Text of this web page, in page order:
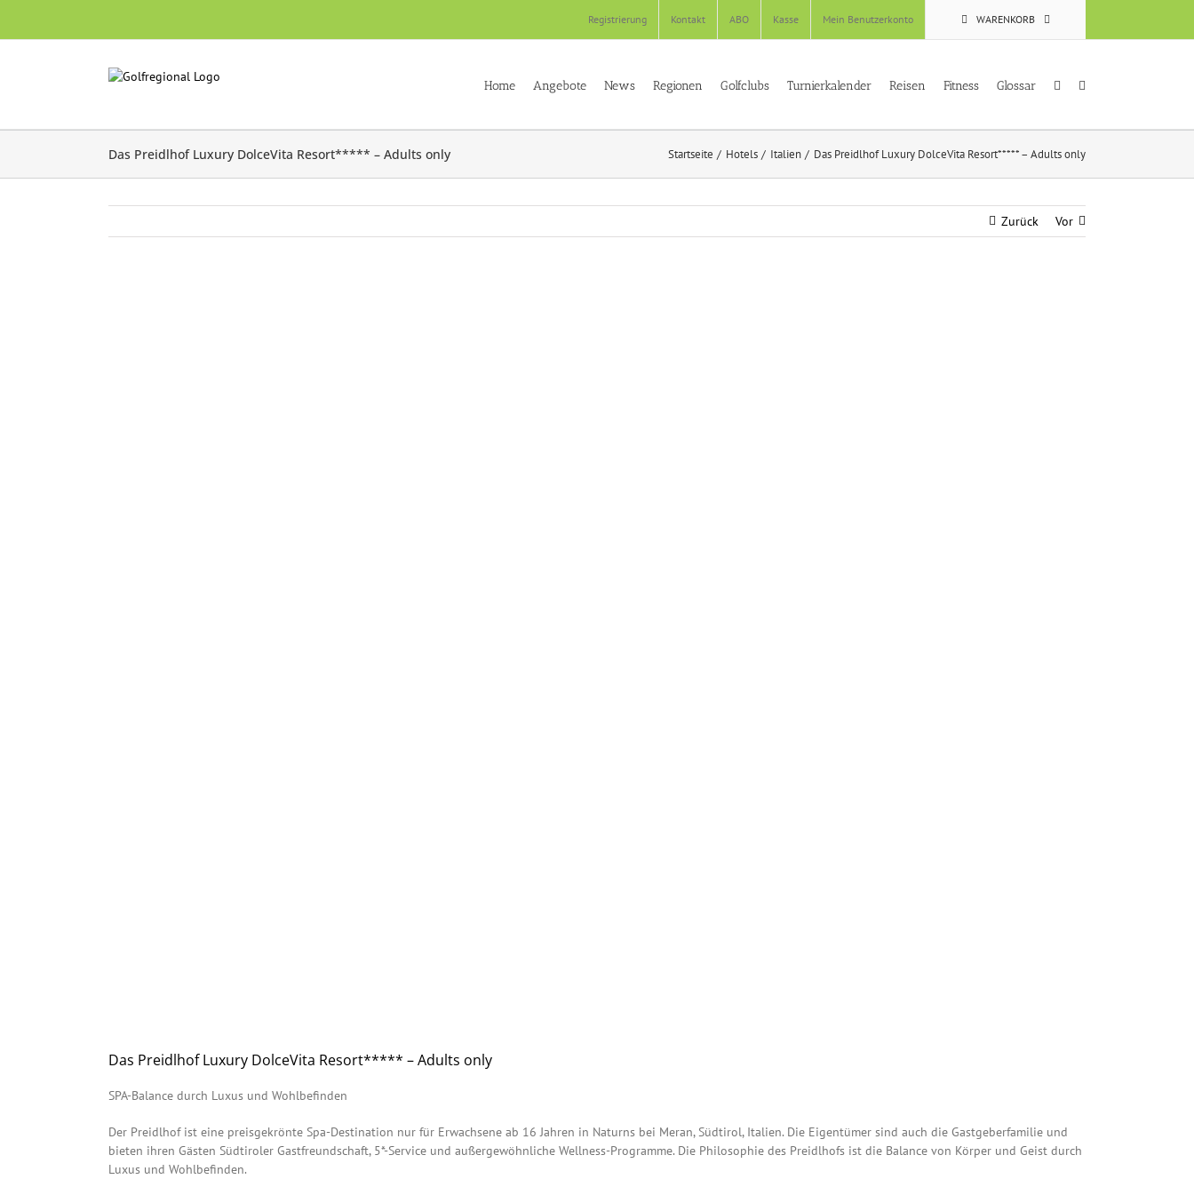
content
Registrierung Kontakt ABO Kasse Mein Benutzerkonto WARENKORB
Home Angebote News Regionen Golfclubs Turnierkalender Reisen Fitness Glossar
Das Preidlhof Luxury DolceVita Resort***** – Adults only Startseite Hotels Italien Das Preidlhof Luxury DolceVita Resort***** – Adults only
Zurück Vor
Das Preidlhof Luxury DolceVita Resort***** – Adults only
SPA-Balance durch Luxus und Wohlbefinden
Der Preidlhof ist eine preisgekrönte Spa-Destination nur für Erwachsene ab 16 Jahren in Naturns bei Meran, Südtirol, Italien. Die Eigentümer sind auch die Gastgeberfamilie und
bieten ihren Gästen Südtiroler Gastfreundschaft, 5*-Service und außergewöhnliche Wellness-Programme. Die Philosophie des Preidlhofs ist die Balance von Körper und Geist durch
Luxus und Wohlbefinden.